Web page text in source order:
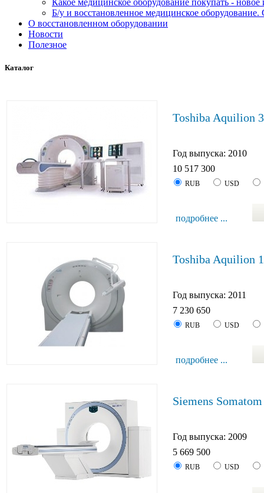
Какое медицинское оборудование покупать -
Б/у и восстановленное медицинское оборудование.
О восстановленном оборудовании
Новости
Полезное
Каталог
Toshiba Aquilion
Год выпуска: 2010
10 517 300
RUB USD
подробнее ...
Toshiba Aquilion
Год выпуска: 2011
7 230 650
RUB USD
подробнее ...
Siemens
Год выпуска: 2009
5 669 500
RUB USD